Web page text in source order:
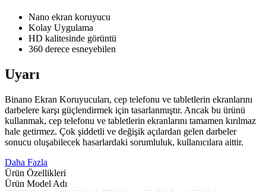
Nano ekran koruyucu
Kolay Uygulama
HD kalitesinde görüntü
360 derece esneyebilen
Uyarı
Binano Ekran Koruyucuları, cep telefonu ve tabletlerin ekranlarını
darbelere karşı güçlendirmek için tasarlanmıştır. Ancak bu ürünü
kullanmak, cep telefonu ve tabletlerin ekranlarını tamamen kırılmaz
hale getirmez. Çok şiddetli ve değişik açılardan gelen darbeler
sonucu oluşabilecek hasarlardaki sorumluluk, kullanıcılara aittir.
Daha Fazla
Ürün Özellikleri
Ürün Model Adı